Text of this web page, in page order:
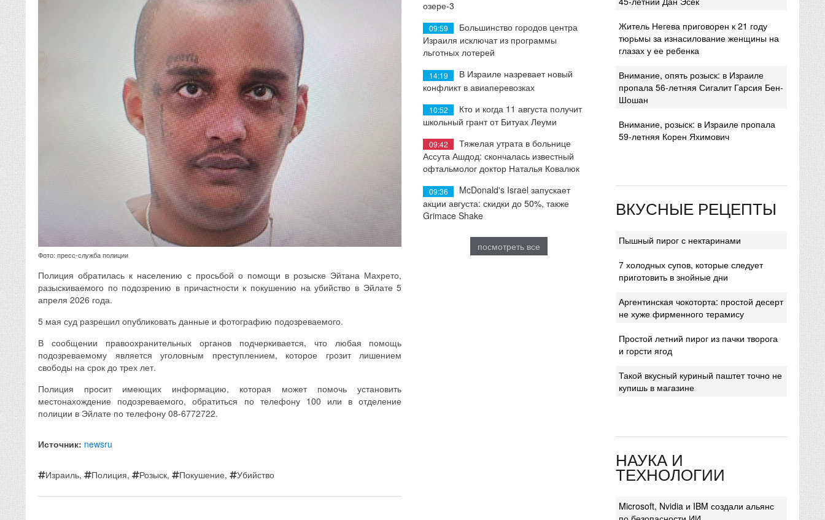
Фото: пресс-служба полиции
Полиция обратилась к населению с просьбой о помощи в розыске Эйтана Махрето,
разыскиваемого по подозрению в причастности к покушению на убийство в Эйлате 5
апреля 2026 года.
5 мая суд разрешил опубликовать данные и фотографию подозреваемого.
В сообщении правоохранительных органов подчеркивается, что любая помощь
подозреваемому является уголовным преступлением, которое грозит лишением
свободы на срок до трех лет.
Полиция просит имеющих информацию, которая может помочь установить
местонахождение подозреваемого, обратиться по телефону 100 или в отделение
полиции в Эйлате по телефону 08-6772722.
Источник: newsru
Израиль, Полиция, Розыск, Покушение, Убийство
озере-3
09:59
Большинство городов центра
Израиля исключат из программы
льготных лотерей
14:19
В Израиле назревает новый
конфликт в авиаперевозках
10:52
Кто и когда 11 августа получит
школьный грант от Битуах Леуми
09:42
Тяжелая утрата в больнице
Ассута Ашдод: скончалась известный
офтальмолог доктор Наталья Ковалюк
09:36
McDonald's Israel запускает
акции августа: скидки до 50%, также
Grimace Shake
посмотреть все
Житель Негева приговорен к 21 году
тюрьмы за изнасилование женщины на
глазах у ее ребенка
Внимание, опять розыск: в Израиле
пропала 56-летняя Сигалит Гарсия Бен-
Шошан
Внимание, розыск: в Израиле пропала
59-летняя Корен Яхимович
ВКУСНЫЕ РЕЦЕПТЫ
Пышный пирог с нектаринами
7 холодных супов, которые следует
приготовить в знойные дни
Аргентинская чокоторта: простой десерт
не хуже фирменного терамису
Простой летний пирог из пачки творога
и горсти ягод
Такой вкусный куриный паштет точно не
купишь в магазине
НАУКА И
ТЕХНОЛОГИИ
Microsoft, Nvidia и IBM создали альянс